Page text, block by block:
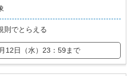
則でとらえる
12日（水）23：59まで